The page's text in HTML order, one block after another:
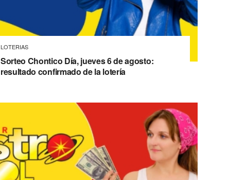
LOTERIAS
Sorteo Chontico Día, jueves 6 de agosto:
resultado confirmado de la lotería